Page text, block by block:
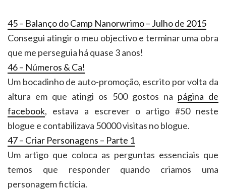
45 – Balanço do Camp Nanorwrimo – Julho de 2015
Consegui atingir o meu objectivo e terminar uma obra
que me perseguia há quase 3 anos!
46 – Números & Ca!
Um bocadinho de auto-promoção, escrito por volta da
altura em que atingi os 500 gostos na página de
facebook, estava a escrever o artigo #50 neste
blogue e contabilizava 50000 visitas no blogue.
47 – Criar Personagens – Parte 1
Um artigo que coloca as perguntas essenciais que
temos que responder quando criamos uma
personagem fictícia.